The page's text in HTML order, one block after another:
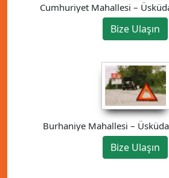
Cumhuriyet Mahallesi –
Bize Ulaşın
Burhaniye Mahallesi –
Bize Ulaşın